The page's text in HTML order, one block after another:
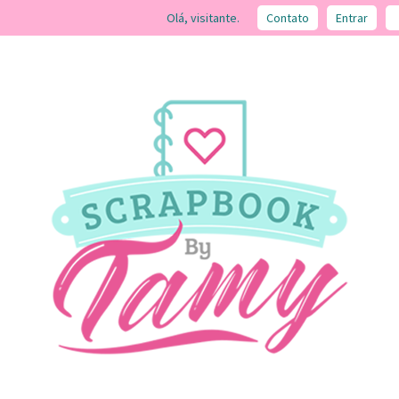
Olá, visitante. Contato Entrar